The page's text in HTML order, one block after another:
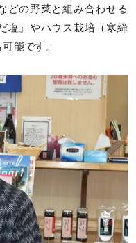
どの野菜と組み合わせる
塩』やハウス栽培（寒締
能です。